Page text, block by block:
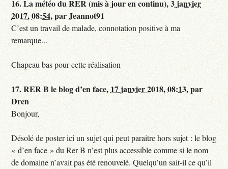
16.La météo du RER (mis à jour en continu),3 janvier
2017, 08:54,parJeannot91
C’est un travail de malade, connotation positive à ma
remarque...
Chapeau bas pour cette réalisation
17.RER B le blog d’en face, 17 janvier 2018, 08:13,par
Dren
Bonjour,
Désolé de poster ici un sujet qui peut paraitre hors sujet : le blog
« d’en face » du Rer B n’est plus accessible comme si le nom
de domaine n’avait pas été renouvelé. Quelqu’un sait-il ce qu’il